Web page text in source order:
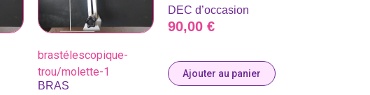
brastélescopique-
trou/molette-1
BRAS
DEC d’occasion
90,00€
Ajouter au panier